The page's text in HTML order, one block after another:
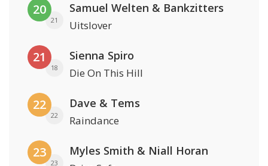
20
21
Samuel Welten & Bankzitters
Uitslover
21
18
Sienna Spiro
Die On This Hill
22
22
Dave & Tems
Raindance
23
23
Myles Smith & Niall Horan